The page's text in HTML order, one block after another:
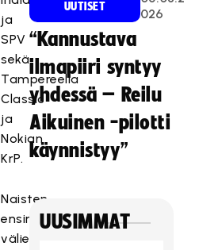
ja
SPV
sekä
Tampereella
Classic
ja
Nokian
KrP.
Naisten
ensimmäinen
välierä
UUTISET
026
“Kannustava
ilmapiiri syntyy
yhdessä – Reilu
Aikuinen -pilotti
käynnistyy”
UUSIMMAT